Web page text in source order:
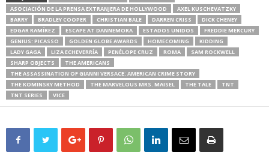
ASOCIACIÓN DE LA PRENSA EXTRANJERA DE HOLLYWOOD
AXEL KUSCHEVATZKY
BARRY
BRADLEY COOPER CHRISTIAN BALE DARREN CRISS
DICK CHENEY
EDGAR RAMÍREZ
ESCAPE AT DANNEMORA ESTADOS UNIDOS
FREDDIE MERCURY
GENIUS: PICASSO
GOLDEN GLOBE AWARDS HOMECOMING
KIDDING
LADY GAGA
LIZA ECHEVERRÍA PENÉLOPE CRUZ ROMA
SAM ROCKWELL
SHARP OBJECTS
THE AMERICANS
THE ASSASSINATION OF GIANNI VERSACE: AMERICAN CRIME STORY
THE KOMINSKY METHOD
THE MARVELOUS MRS. MAISEL THE TALE
TNT
TNT SERIES
VICE